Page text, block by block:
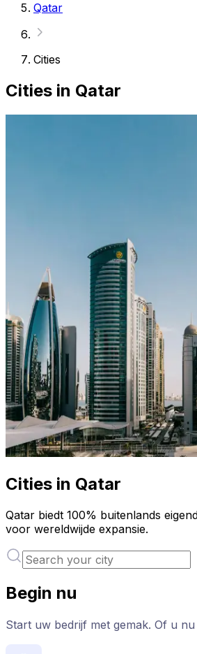
Qatar
Cities
Cities in Qatar
Cities in Qatar
Qatar biedt 100% buitenlands
voor wereldwijde expansie.
Begin nu
Start uw bedrijf met gemak. Of u